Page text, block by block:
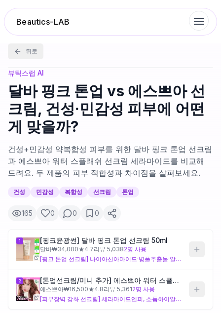
Beautics-LAB
랭킹
성분분석
나의 스킨케어
대화 이력
찜 목록
루틴탐색
제품비교
Login
뒤로
뷰틱스랩 AI
달바 핑크 톤업 vs 에스쁘아 선
크림, 건성·민감성 피부에 어떤
게 맞을까?
건성+민감성 약복합성 피부를 위한 달바 핑크 톤업 선크림
과 에스쁘아 워터 스플래쉬 선크림 세라마이드를 비교해
드려요. 두 제품의 피부 적합성과 차이점을 살펴보세요.
건성 민감성 복합성 선크림 톤업
165 0 0 0
1 [핑크윤광썬] 달바 핑크 톤업 선크림 50ml
달바₩34,000★4.7리뷰 5,0382명 사용
[핑크 톤업 선크림] 나이아신아마이드·병풀추출물·알란토인·판테놀 등 고유 진정·브라이트닝 성분을 갖추고, 카프릴릴메티콘·다이메티콘 계열 실리콘이 주도하는 제형으로 윤광감과 핑크 보정 연출을 목표로 설계되어 있어요. 건성·복합성 피부 중 윤기 있는 마무리를 원하는 분께 잘 맞을 수 있으나, 실리콘 기반 피막과 리모넨·시트랄·오렌지오일 같은 향 성분이 다수 포함되어 있어 민감성 피부라면 사용 전 패치 테스트를 권장해요.
2 [톤업선크림/미니 추가] 에스쁘아 워터 스플래쉬 선크림 세라마이드 60ml
에스쁘아₩16,500★4.8리뷰 5,3612명 사용
[피부장벽 강화 선크림] 세라마이드엔피, 소듐하이알루로네이트크로스폴리머·하이알루로닉애씨드·소듐아세틸레이티드하이알루로네이트 등 히알루론산 복합 구성이 고유 특징으로, 건조하거나 장벽이 약한 피부의 수분 유지를 지원하는 방향으로 설계되어 있어요. 다만 에칠헥실메톡시신나메이트(화학 자외선 차단제)가 포함되어 있어 해당 성분에 민감하게 반응하는 피부라면 주의가 필요하고, 소듐벤조에이트 보존제도 민감성 피부에서 확인이 필요해요.